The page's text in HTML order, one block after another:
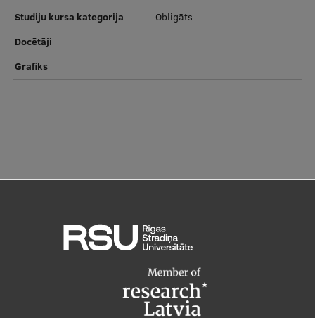
Studiju kursa kategorija
Obligāts
Docētāji
Grafiks